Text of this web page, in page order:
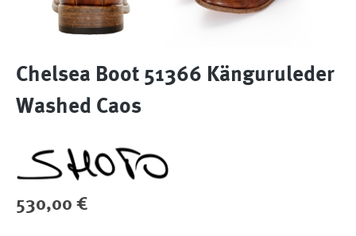
Chelsea Boot 51366 Känguruleder
Washed Caos
Regulärer Preis:
530,00 €